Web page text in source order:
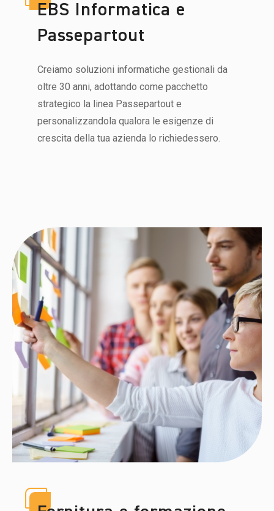
EBS Informatica e
Passepartout
Creiamo soluzioni informatiche gestionali da
oltre 30 anni, adottando come pacchetto
strategico la linea Passepartout e
personalizzandola qualora le esigenze di
crescita della tua azienda lo richiedessero.